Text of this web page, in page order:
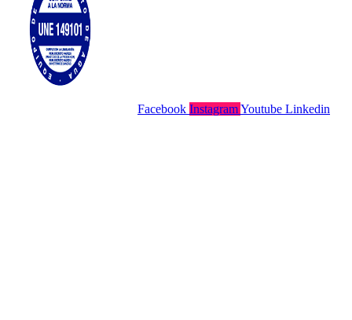
Facebook InstagramYoutube Linkedin